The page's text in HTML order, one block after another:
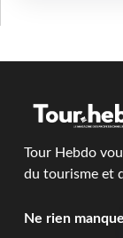
Tour Hebdo
du tourisme et
Ne rien